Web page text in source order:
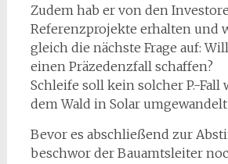
Zudem hab er von den
Referenzprojekte erhalten und
gleich die nächste Frage auf:
einen Präzedenzfall schaffen?
Schleife soll kein solcher P.-Fall
dem Wald in Solar
Bevor es abschließend zur
beschwor der Bauamtsleiter